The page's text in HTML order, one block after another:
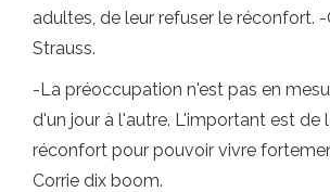
adultes, de leur refuser le réconfort.
Strauss.
-La préoccupation n'est pas en
d'un jour à l'autre. L'important est de
réconfort pour pouvoir vivre
Corrie dix boom.